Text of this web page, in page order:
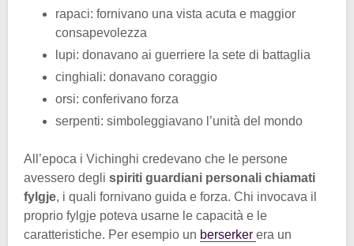
rapaci: fornivano una vista acuta e maggior
consapevolezza
lupi: donavano ai guerriere la sete di battaglia
cinghiali: donavano coraggio
orsi: conferivano forza
serpenti: simboleggiavano l’unità del mondo
All’epoca i Vichinghi credevano che le persone
avessero degli spiriti guardiani personali chiamati
fylgje, i quali fornivano guida e forza. Chi invocava il
proprio fylgje poteva usarne le capacità e le
caratteristiche. Per esempio un berserker era un